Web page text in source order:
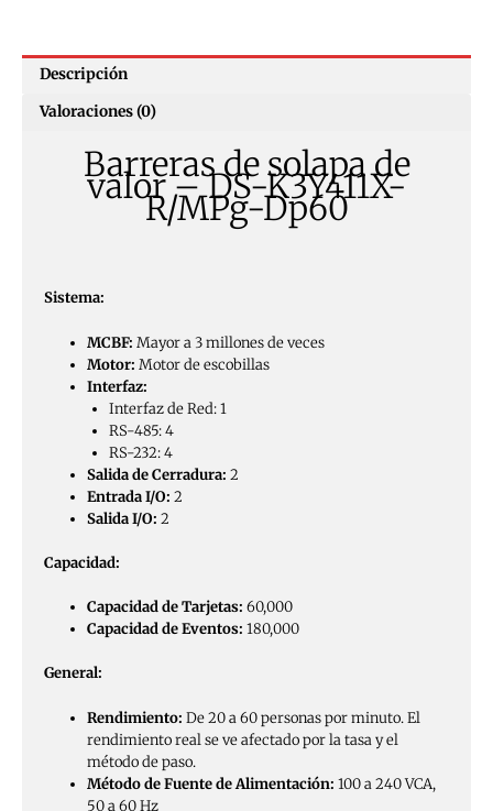
Descripción
Valoraciones (0)
Barreras de solapa de
valor – DS-K3Y411X-
R/MPg-Dp60
Sistema:
MCBF: Mayor a 3 millones de veces
Motor: Motor de escobillas
Interfaz:
Interfaz de Red: 1
RS-485: 4
RS-232: 4
Salida de Cerradura: 2
Entrada I/O: 2
Salida I/O: 2
Capacidad:
Capacidad de Tarjetas: 60,000
Capacidad de Eventos: 180,000
General:
Rendimiento: De 20 a 60 personas por minuto. El
rendimiento real se ve afectado por la tasa y el
método de paso.
Método de Fuente de Alimentación: 100 a 240 VCA,
50 a 60 Hz